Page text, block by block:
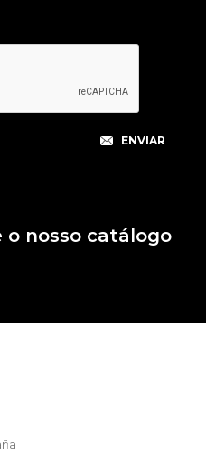
o nosso catálogo